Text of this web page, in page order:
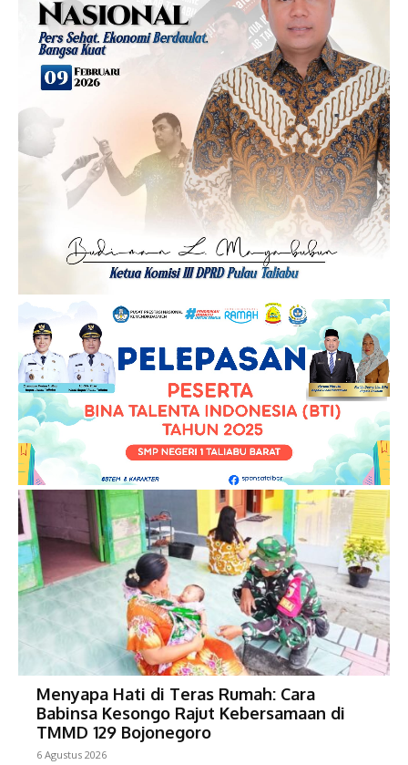
Menyapa Hati di Teras Rumah: Cara
Babinsa Kesongo Rajut Kebersamaan di
TMMD 129 Bojonegoro
6 Agustus 2026